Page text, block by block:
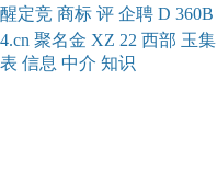
醒定竞 商标 评 企聘 D 360B
4.cn 聚名金 XZ 22 西部 玉集
表 信息 中介 知识